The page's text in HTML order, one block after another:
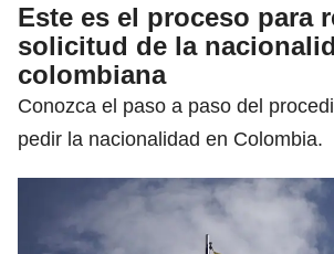
Este es el proceso para
solicitud de la
colombiana
Conozca el paso a paso del
pedir la nacionalidad en Colombia.